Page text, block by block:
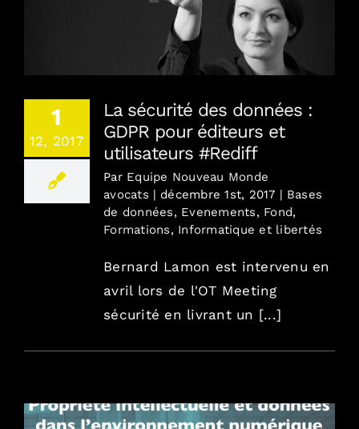
La sécurité des données : GDPR pour éditeurs
et utilisateurs #Rediff
1
12, 2017
La sécurité des données :
GDPR pour éditeurs et
utilisateurs #Rediff
Par Equipe Nouveau Monde
avocats
décembre 1st, 2017
Bases
de données, Evenements, Fond,
Formations, Informatique et libertés
Bernard Lamon est intervenu en
avril lors de l'OT Meeting
sécurité en livrant un [...]